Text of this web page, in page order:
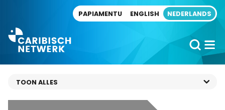
PAPIAMENTU ENGLISH NEDERLANDS